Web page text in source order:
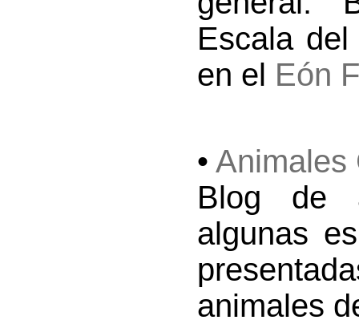
Escala
en el Eón
• Animales
Blog de
algunas
animales